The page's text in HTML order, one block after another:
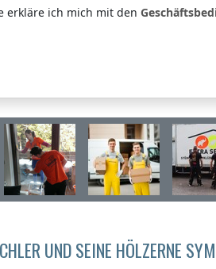
erkläre ich mich mit den
UND SEINE HÖLZERNE